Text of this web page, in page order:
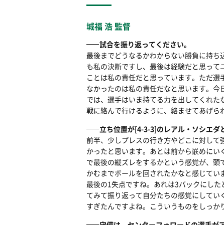
城福 浩 監督
試合を振り返ってください。
最後までどうなるかわからない勝負に持
も私の決断ですし、最後は経験だと思っ
ことは私の責任だと思っています。ただ
なかったのは私の責任だなと思います。
では、選手はいま持てる力を出してくれ
戦に絡んで行けるように、絡ませてあげら
立ち位置が[4-3-3]のレアル・ソシエダ
前半、少しプレスの行き方やどこに対し
かったと思います。あとは前から嵌めに
で最後の縦ズレをするかという感覚が、
かむまでボールを回されたかなと感じて
最後の1失点ですね。あれは3バックにし
てみて振り返って自分たちの感覚にして
すぎたんですよね。こういうものをしっか